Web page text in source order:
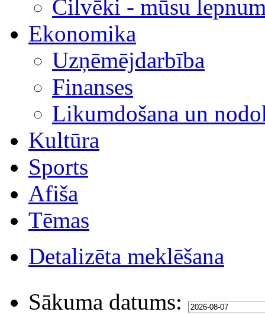
Cilvēki - mūsu
Ekonomika
Uzņēmējdarbība
Finanses
Likumdošana un
Kultūra
Sports
Afiša
Tēmas
Detalizēta meklēšana
Sākuma datums: